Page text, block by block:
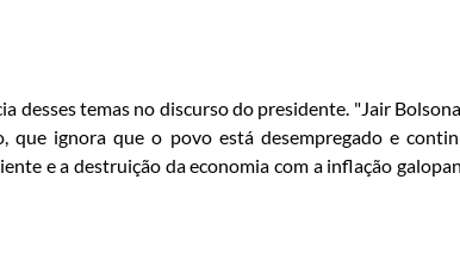
desses temas no discurso do presidente. "Jair
que ignora que o povo está desempregado e
e a destruição da economia com a inflação